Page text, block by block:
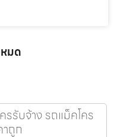
มด
รับจ้าง รถแม็คโคร
ถูก